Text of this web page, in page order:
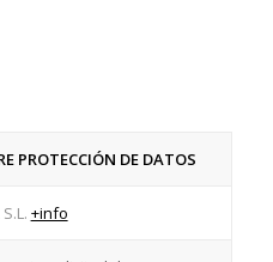
PROTECCIÓN DE DATOS
+info